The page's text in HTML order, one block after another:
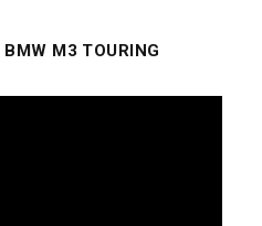
M3 TOURING